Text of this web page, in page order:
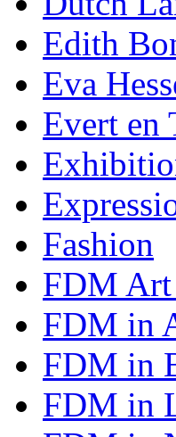
Edith
Eva
Evert en
Fashion
FDM
FDM in
FDM in
FDM in